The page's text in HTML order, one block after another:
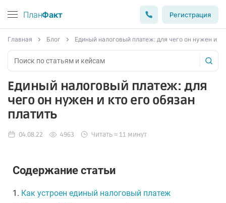
ПланФакт Регистрация
Главная Блог Единый налоговый платеж: для чего он нужен и
Единый налоговый платеж: для
чего он нужен и кто его обязан
платить
04.08.22 4963 Читать ≈ 11 минут
Содержание статьи
1. Как устроен единый налоговый платеж